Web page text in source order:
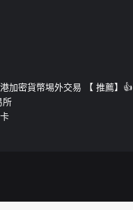
加密貨幣埸外交易 【 推薦】👍
所